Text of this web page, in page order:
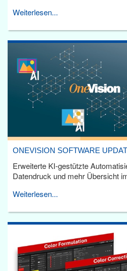
Weiterlesen...
ONEVISION SOFTWARE
Erweiterte KI-gestützte
Datendruck und mehr Übersicht
Weiterlesen...